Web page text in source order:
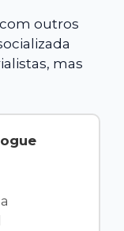
outros
mas